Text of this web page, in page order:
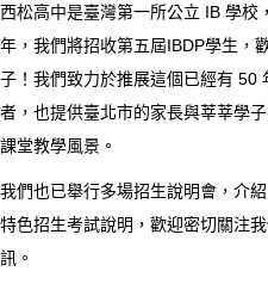
西松高中是臺灣第一所公立 IB 學
年，我們將招收第五屆IBDP學生，
子！我們致力於推展這個已經有 50
者，也提供臺北市的家長與莘莘學
課堂教學風景。
我們也已舉行多場招生說明會，介
特色招生考試說明，歡迎密切關注
訊。